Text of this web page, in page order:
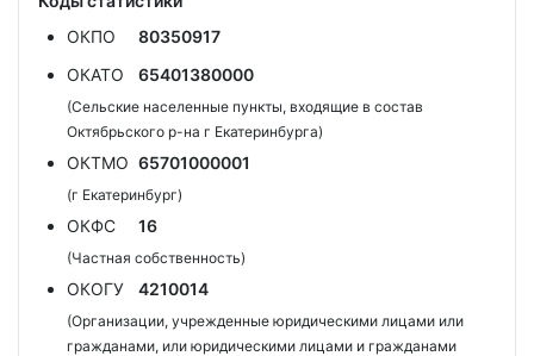
ОКПО
80350917
ОКАТО
65401380000
(Сельские населенные пункты, входящие в состав
Октябрьского р-на г Екатеринбурга)
ОКТМО 65701000001
(г Екатеринбург)
ОКФС 16
(Частная собственность)
ОКОГУ 4210014
(Организации, учрежденные юридическими лицами или
гражданами, или юридическими лицами и гражданами